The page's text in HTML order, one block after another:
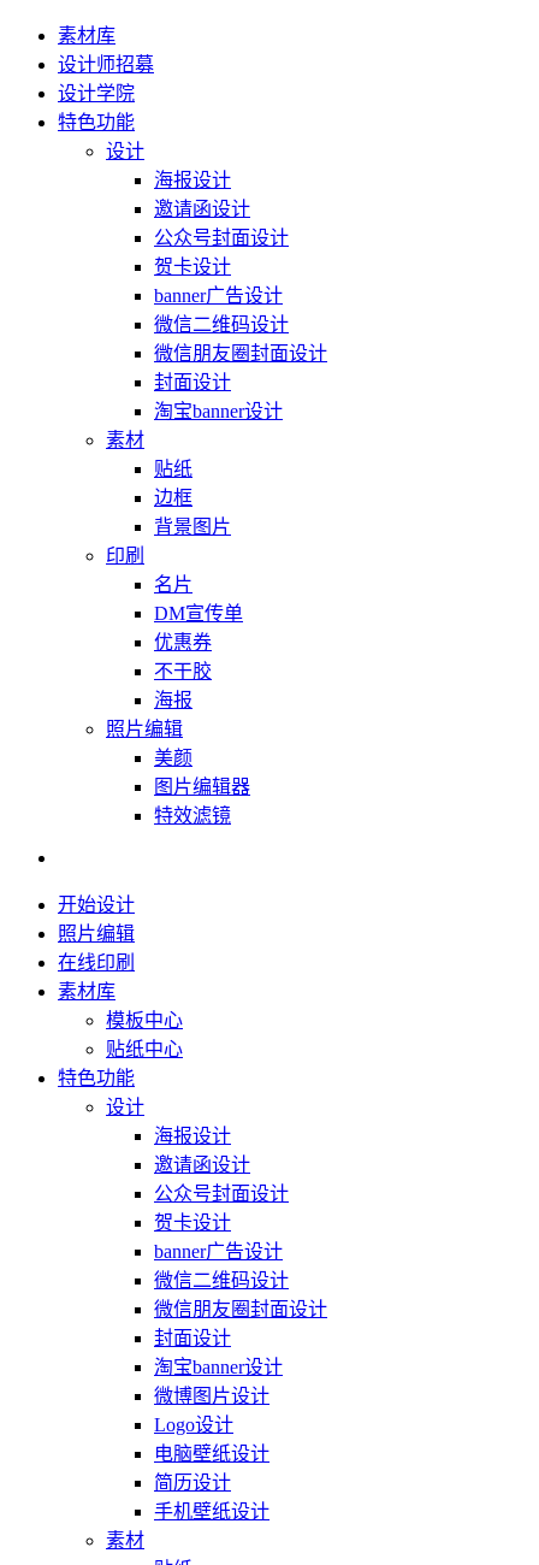
素材库
设计师招募
设计学院
特色功能
设计
海报设计
邀请函设计
公众号封面设计
贺卡设计
banner广告设计
微信二维码设计
微信朋友圈封面设计
封面设计
淘宝banner设计
素材
贴纸
边框
背景图片
印刷
名片
DM宣传单
优惠券
不干胶
海报
照片编辑
美颜
图片编辑器
特效滤镜
开始设计
照片编辑
在线印刷
素材库
模板中心
贴纸中心
特色功能
设计
海报设计
邀请函设计
公众号封面设计
贺卡设计
banner广告设计
微信二维码设计
微信朋友圈封面设计
封面设计
淘宝banner设计
微博图片设计
Logo设计
电脑壁纸设计
简历设计
手机壁纸设计
素材